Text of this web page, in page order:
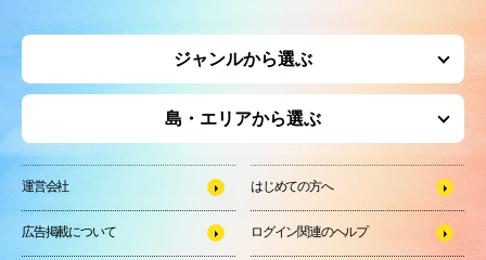
ジャンルから選ぶ
島・エリアから選ぶ
運営会社 はじめての方へ
広告掲載について ログイン関連のヘルプ